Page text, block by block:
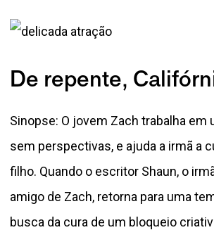
De repente,
Sinopse: O jovem Zach trabalha em
sem perspectivas, e ajuda a irmã a
filho. Quando o escritor Shaun, o
amigo de Zach, retorna para uma
busca da cura de um bloqueio